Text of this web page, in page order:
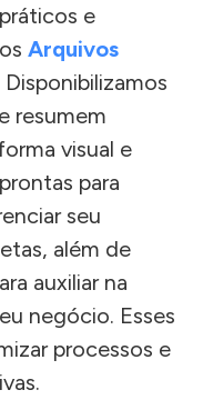
e
Arquivos
resumem
visual e
para
seu
além de
auxiliar na
negócio. Esses
processos e